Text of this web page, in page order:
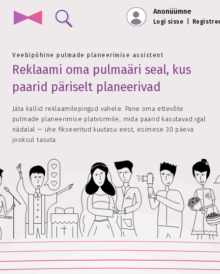
Anonüümne
Logi sisse
Veebipõhine pulmade planeerimise assistent
Reklaami oma pulmaäri seal, kus
paarid päriselt planeerivad
Jäta kallid reklaamilepingud vahele. Pane oma ettevõte
pulmade planeerimise platvormile, mida paarid kasutavad igal
nädalal — ühe fikseeritud kuutasu eest, esimese 30 päeva
jooksul tasuta.